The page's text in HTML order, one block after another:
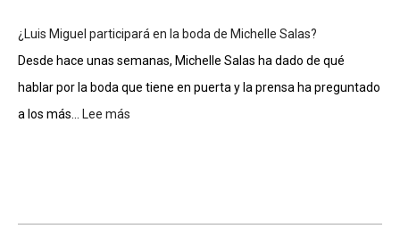
al
Salón
la
¿Luis Miguel participará en la boda de Michelle Salas?
Desde hace unas semanas, Michelle Salas ha dado de qué
hablar por la boda que tiene en puerta y la prensa ha preguntado
a los más... Lee más
boda